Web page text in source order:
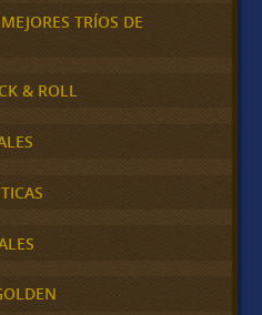
TRÍOS DE
& ROLL